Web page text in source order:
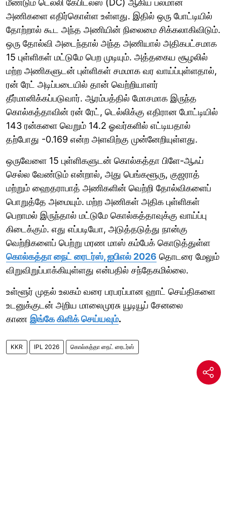
அணிகளை எதிர்கொள்ள உள்ளது. இதில் ஒரு போட்டியில்
தோற்றால் கூட அந்த அணியின் நிலைமை சிக்கலாகிவிடும்.
ஒரு தோல்வி அடைந்தால் அந்த அணியால் அதிகபட்சமாக
15 புள்ளிகள் மட்டுமே பெற முடியும். அத்தகைய சூழலில்
மற்ற அணிகளுடன் புள்ளிகள் சமமாக வர வாய்ப்புள்ளதால்,
ரன் ரேட் அடிப்படையில் தான் வெற்றியாளர்
தீர்மானிக்கப்படுவார். ஆரம்பத்தில் மோசமாக இருந்த
கொல்கத்தாவின் ரன் ரேட், டெல்லிக்கு எதிரான போட்டியில்
143 ரன்களை வெறும் 14.2 ஓவர்களில் எட்டியதால்
தற்போது -0.169 என்ற அளவிற்கு முன்னேறியுள்ளது.
ஒருவேளை 15 புள்ளிகளுடன் கொல்கத்தா பிளே-ஆஃப்
செல்ல வேண்டும் என்றால், அது பெங்களூரு, குஜராத்
மற்றும் ஹைதராபாத் அணிகளின் வெற்றி தோல்விகளைப்
பொறுத்தே அமையும். மற்ற அணிகள் அதிக புள்ளிகள்
பெறாமல் இருந்தால் மட்டுமே கொல்கத்தாவுக்கு வாய்ப்பு
கிடைக்கும். எது எப்படியோ, அடுத்தடுத்து நான்கு
வெற்றிகளைப் பெற்று மரண மாஸ் கம்பேக் கொடுத்துள்ள
கொல்கத்தா நைட் ரைடர்ஸ், ஐபிஎல் 2026 தொடரை மேலும்
விறுவிறுப்பாக்கியுள்ளது என்பதில் சந்தேகமில்லை.
உள்ளூர் முதல் உலகம் வரை பரபரப்பான ஹாட் செய்திகளை
உடனுக்குடன் அறிய மாலைமுரசு யூடியூப் சேனலை
காண இங்கே கிளிக் செய்யவும்.
KKR IPL 2026 கொல்கத்தா நைட் ரைடர்ஸ்